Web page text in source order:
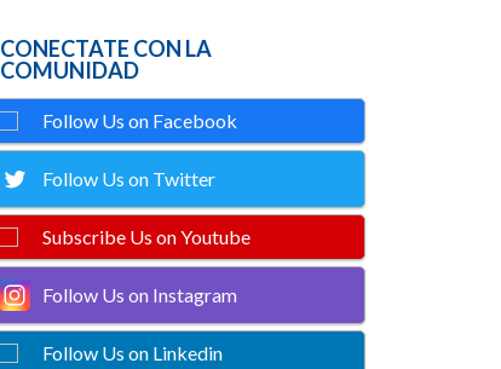
CONECTATE CON LA
COMUNIDAD
Follow Us on Facebook
Follow Us on Twitter
Subscribe Us on Youtube
Follow Us on Instagram
Follow Us on Linkedin